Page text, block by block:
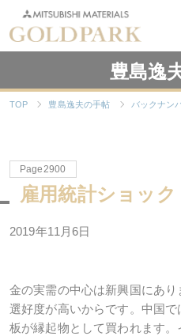
豊島逸
TOP 豊島逸夫の手帖 バックナン
Page2900
雇用統計ショック
2019年11 月6日
金の実需の中心は新興国にあ
選好度が高いからです。中国
板が縁起物として買われます